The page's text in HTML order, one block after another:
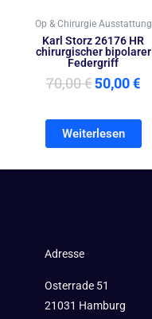
Op & Chirurgie Ausstattung
Karl Storz 26176 HR
chirurgischer bipolarer
Federgriff
70,00€50,00€
Weiterlesen
Adresse
Osterrade 51
21031 Hamburg